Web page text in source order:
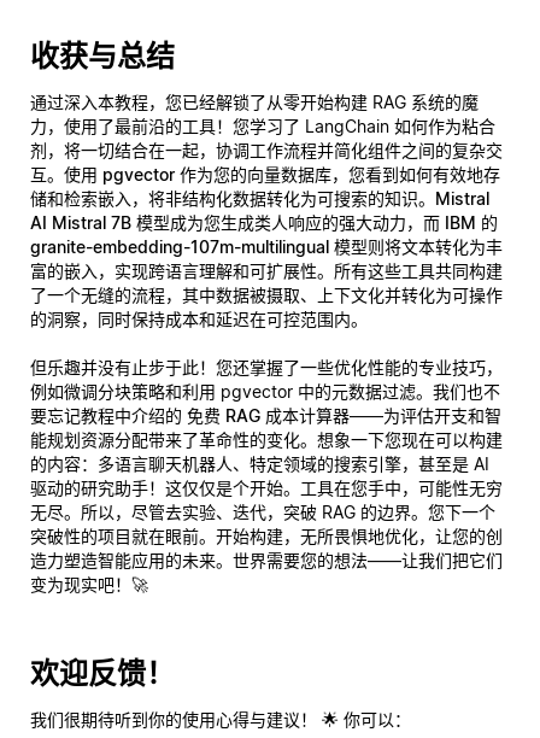
收获与总结
通过深入本教程，您已经解锁了从零开始构建 RAG 系统的魔
力，使用了最前沿的工具！您学习了 LangChain 如何作为粘合
剂，将一切结合在一起，协调工作流程并简化组件之间的复杂交
互。使用 pgvector 作为您的向量数据库，您看到如何有效地存
储和检索嵌入，将非结构化数据转化为可搜索的知识。 Mistral
AI Mistral 7B 模型成为您生成类人响应的强大动力，而 IBM 的
granite-embedding-107m-multilingual 模型则将文本转化为丰
富的嵌入，实现跨语言理解和可扩展性。所有这些工具共同构建
了一个无缝的流程，其中数据被摄取、上下文化并转化为可操作
的洞察，同时保持成本和延迟在可控范围内。
但乐趣并没有止步于此！您还掌握了一些优化性能的专业技巧，
例如微调分块策略和利用 pgvector 中的元数据过滤。我们也不
要忘记教程中介绍的 免费 RAG 成本计算器——为评估开支和智
能规划资源分配带来了革命性的变化。想象一下您现在可以构建
的内容：多语言聊天机器人、特定领域的搜索引擎，甚至是 AI
驱动的研究助手！这仅仅是个开始。工具在您手中，可能性无穷
无尽。所以，尽管去实验、迭代，突破 RAG 的边界。您下一个
突破性的项目就在眼前。开始构建，无所畏惧地优化，让您的创
造力塑造智能应用的未来。世界需要您的想法——让我们把它们
变为现实吧！🚀
欢迎反馈！
我们很期待听到你的使用心得与建议！ 🌟 你可以：